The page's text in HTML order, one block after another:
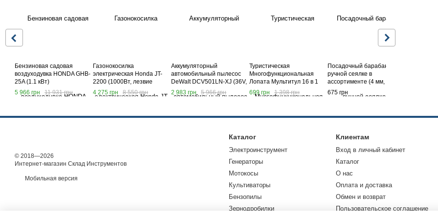
Бензиновая садовая
воздуходувка HONDA GHB-
25A (1.1 кВт)
5 966 грн
11 931 грн
Газонокосилка
электрическая Honda JT-
2200 (1000Вт, лезвие
305мм), электрическая
газонокосилка Хонда
4 275 грн 8 550 грн
Аккумуляторный
автомобильный пылесос
DeWalt DCV501LN-XJ (36V,
6AH) АКБ пылесос Деволт
2 983 грн 5 966 грн
Туристическая
Многофункциональная
Лопата Мультитул 16 в 1
(длина 76 см.)
699 грн 1 398 грн
Посадочный барабан к
ручной сеялке в
ассортименте (4 мм, 12 или
20 ячеек)
675 грн
© 2018—2026
Интернет-магазин Склад Инструментов
Мобильная версия
Каталог
Электроинструмент
Генераторы
Мотокосы
Культиваторы
Бензопилы
Зернодробилки
Клиентам
Вход в личный кабинет
Каталог
О нас
Оплата и доставка
Обмен и возврат
Пользовательское соглашение